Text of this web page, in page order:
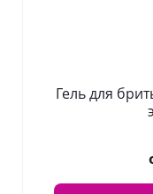
Гель для